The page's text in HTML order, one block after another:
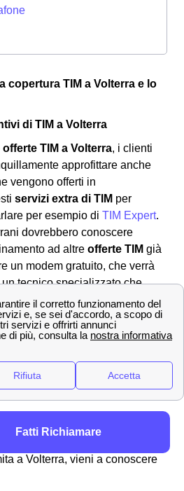
copertura TIM a Volterra e lo
di TIM a Volterra
offerte TIM a Volterra, i clienti
approfittare anche
vengono offerti in
servizi extra di TIM per
per esempio di TIM Expert.
dovrebbero conoscere
ad altre offerte TIM già
un modem gratuito, che verrà
tecnico specializzato che
TIM Expertper questo
di 99m2 all'anno.
internet e telefono
TIM per Volterra. Attiva la tua
e naviga alla massima velocità.
a Volterra, vieni a conoscere
Fatti Richiamare